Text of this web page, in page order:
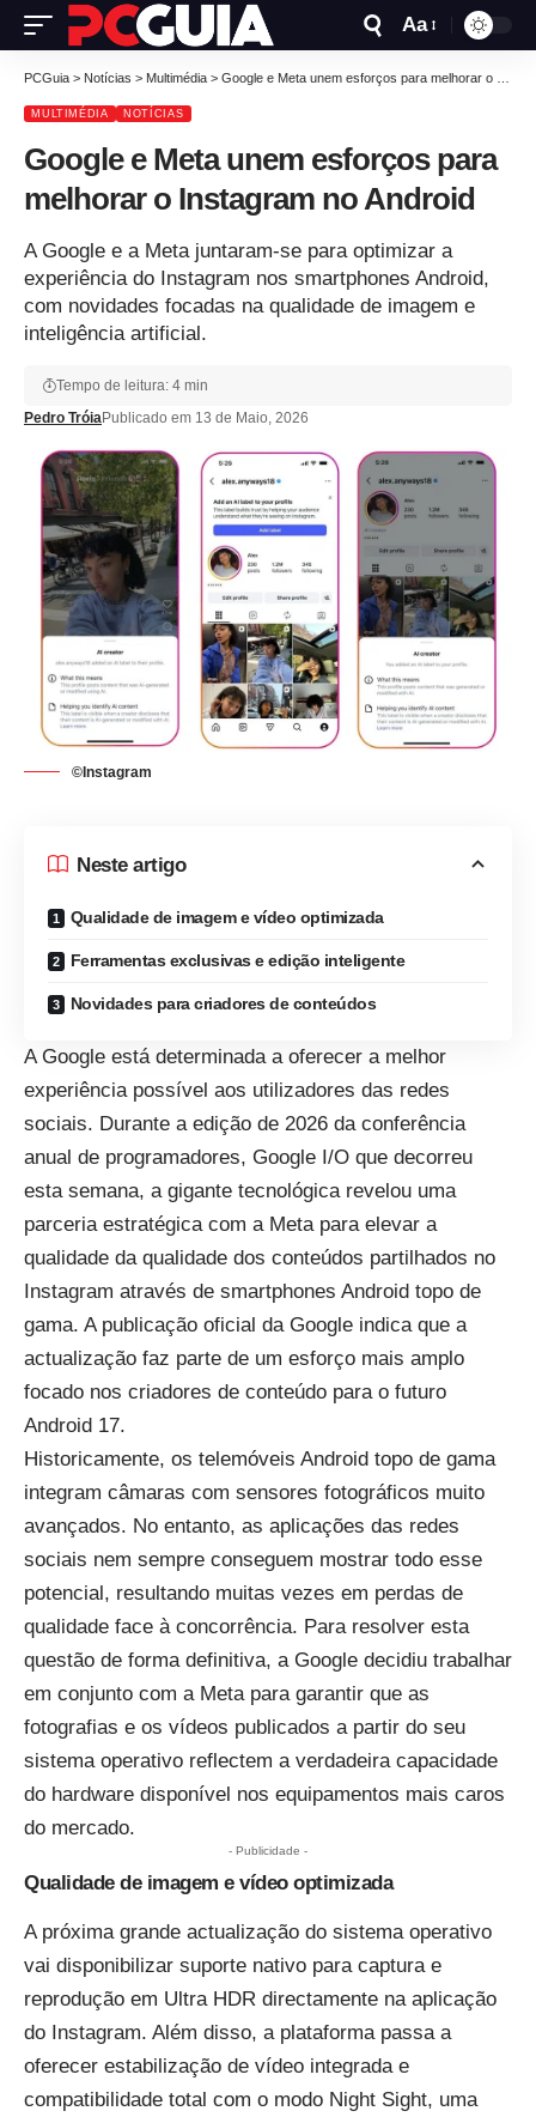
Aa
PCGuia > Notícias > Multimédia > Google e Meta unem esforços para melhorar o Instagram no Android
MULTIMÉDIA NOTÍCIAS
Google e Meta unem esforços para
melhorar o Instagram no Android
A Google e a Meta juntaram-se para optimizar a
experiência do Instagram nos smartphones Android,
com novidades focadas na qualidade de imagem e
inteligência artificial.
Pedro TróiaPublicado em 13 de Maio, 2026
Tempo de leitura: 4 min
©Instagram
Neste artigo
Qualidade de imagem e vídeo optimizada
Ferramentas exclusivas e edição inteligente
Novidades para criadores de conteúdos
A Google está determinada a oferecer a melhor
experiência possível aos utilizadores das redes
sociais. Durante a edição de 2026 da conferência
anual de programadores, Google I/O que decorreu
esta semana, a gigante tecnológica revelou uma
parceria estratégica com a Meta para elevar a
qualidade da qualidade dos conteúdos partilhados no
Instagram através de smartphones Android topo de
gama. A publicação oficial da Google indica que a
actualização faz parte de um esforço mais amplo
focado nos criadores de conteúdo para o futuro
Android 17.
Historicamente, os telemóveis Android topo de gama
integram câmaras com sensores fotográficos muito
avançados. No entanto, as aplicações das redes
sociais nem sempre conseguem mostrar todo esse
potencial, resultando muitas vezes em perdas de
qualidade face à concorrência. Para resolver esta
questão de forma definitiva, a Google decidiu trabalhar
em conjunto com a Meta para garantir que as
fotografias e os vídeos publicados a partir do seu
sistema operativo reflectem a verdadeira capacidade
do hardware disponível nos equipamentos mais caros
do mercado.
- Publicidade -
Qualidade de imagem e vídeo optimizada
A próxima grande actualização do sistema operativo
vai disponibilizar suporte nativo para captura e
reprodução em Ultra HDR directamente na aplicação
do Instagram. Além disso, a plataforma passa a
oferecer estabilização de vídeo integrada e
compatibilidade total com o modo Night Sight, uma